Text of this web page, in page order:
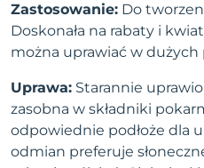
Zastosowanie: Do
Doskonała na rabaty i
można uprawiać w
Uprawa: Starannie
zasobna w składniki
odpowiednie podłoże dla
odmian preferuje